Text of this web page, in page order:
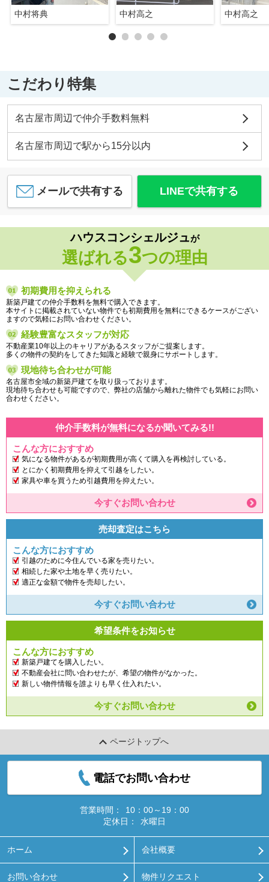
中村将典 中村高之 中村高之
こだわり特集
名古屋市周辺で仲介手数料無料
名古屋市周辺で駅から15分以内
メールで共有する LINEで共有する
ハウスコンシェルジュが
選ばれる3つの理由
初期費用を抑えられる
新築戸建ての仲介手数料を無料で購入できます。
本サイトに掲載されていない物件でも初期費用を無料にできるケースがござい
ますので気軽にお問い合わせください。
経験豊富なスタッフが対応
不動産業10年以上のキャリアがあるスタッフがご提案します。
多くの物件の契約をしてきた知識と経験で親身にサポートします。
現地待ち合わせが可能
名古屋市全域の新築戸建てを取り扱っております。
現地待ち合わせも可能ですので、弊社の店舗から離れた物件でも気軽にお問い
合わせください。
仲介手数料が無料になるか聞いてみる!!
こんな方におすすめ
気になる物件があるが初期費用が高くて購入を再検討している。
とにかく初期費用を抑えて引越をしたい。
家具や車を買うため引越費用を抑えたい。
今すぐお問い合わせ
売却査定はこちら
こんな方におすすめ
引越のために今住んでいる家を売りたい。
相続した家や土地を早く売りたい。
適正な金額で物件を売却したい。
今すぐお問い合わせ
希望条件をお知らせ
こんな方におすすめ
新築戸建てを購入したい。
不動産会社に問い合わせたが、希望の物件がなかった。
新しい物件情報を誰よりも早く仕入れたい。
今すぐお問い合わせ
ページトップへ
電話でお問い合わせ
営業時間：
10：00～19：00
定休日：
水曜日
ホーム 会社概要
お問い合わせ 物件リクエスト